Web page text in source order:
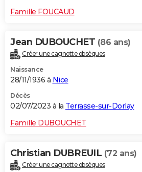
CARTE DE VOEUX
Dictionnaire
Biographies
Citations
Expressions
Proverbes
PROGRAMME TV
COPAINS D'AVANT
S'inscrire
Se connecter
Lycées
Collèges
Primaires
Universités
Entreprises
Service militaire
Avis de recherche
AVIS DE DÉCÈS
Famille FOUCAUD
Jean DUBOUCHET (86 ans)
Créer une cagnotte obsèques
Naissance
28/11/1936 à Nice
Décès
02/07/2023 à la Terrasse-sur-Dorlay
Famille DUBOUCHET
Christian DUBREUIL (72 ans)
Créer une cagnotte obsèques